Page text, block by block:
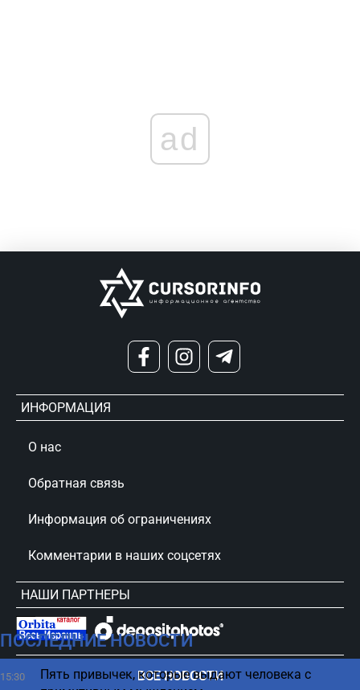
ПОСЛЕДНИЕ НОВОСТИ
15:30
Пять привычек, которые выдают человека с
ВСЕ НОВОСТИ
ad
ИНФОРМАЦИЯ
О нас
Обратная связь
Информация об ограничениях
Комментарии в наших соцсетях
НАШИ ПАРТНЕРЫ
сursorinfo.co.il © Все права защищены